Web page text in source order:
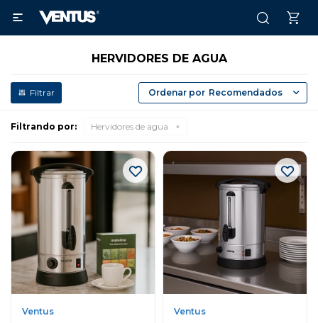

HERVIDORES DE AGUA
Recomendados
Filtrando por: Hervidores de agua
Ventus Ventus